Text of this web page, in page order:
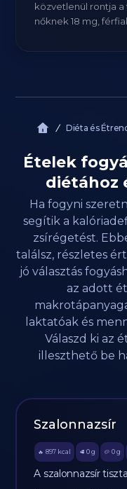
közvetlenül rontja
nőknek 18 mg,
Diéta és
Ételek
diétához
Ha fogyni
segítik a
zsírégetést.
találsz, részletes
jó választás
az adott
laktatóak és
Válaszd ki az
illeszthető be
Szalonnazsír
🔥 897 kcal 🥩 0 g 🥔 0g
A szalonnazsír